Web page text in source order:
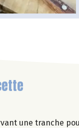
une tranche